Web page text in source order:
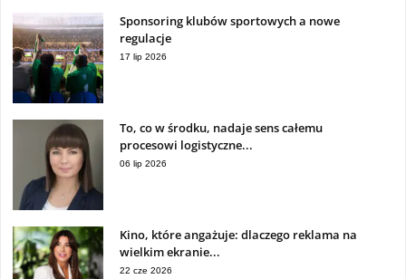
Sponsoring klubów sportowych a nowe
regulacje
17 lip 2026
To, co w środku, nadaje sens całemu
procesowi logistyczne...
06 lip 2026
Kino, które angażuje: dlaczego reklama na
wielkim ekranie...
22 cze 2026